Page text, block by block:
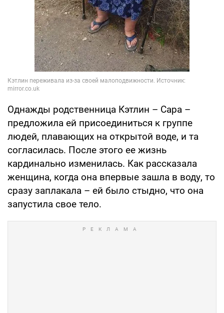
Однажды родственница Кэтлин – Сара –
предложила ей присоединиться к группе
людей, плавающих на открытой воде, и та
согласилась. После этого ее жизнь
кардинально изменилась. Как рассказала
женщина, когда она впервые зашла в воду, то
сразу заплакала – ей было стыдно, что она
запустила свое тело.